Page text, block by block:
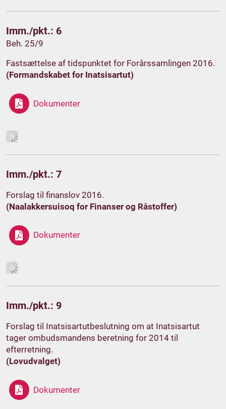
Imm./pkt.: 6
Beh. 25/9
Fastsættelse af tidspunktet for Forårssamlingen 2016.
(Formandskabet for Inatsisartut)
Dokumenter
Imm./pkt.: 7
Forslag til finanslov 2016.
(Naalakkersuisoq for Finanser og Råstoffer)
Dokumenter
Imm./pkt.: 9
Forslag til Inatsisartutbeslutning om at Inatsisartut
tager ombudsmandens beretning for 2014 til
efterretning.
(Lovudvalget)
Dokumenter